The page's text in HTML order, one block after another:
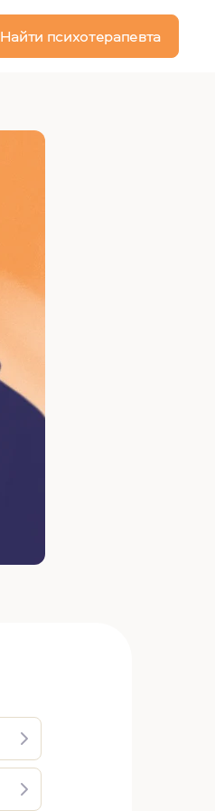
Найти психотерапевта